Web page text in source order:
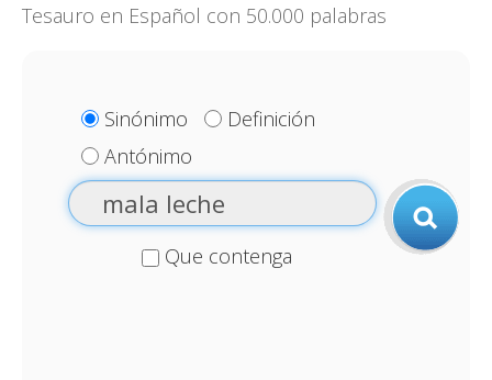
Tesauro en Español con 50.000 palabras
Sinónimo
Definición
Antónimo
Que contenga